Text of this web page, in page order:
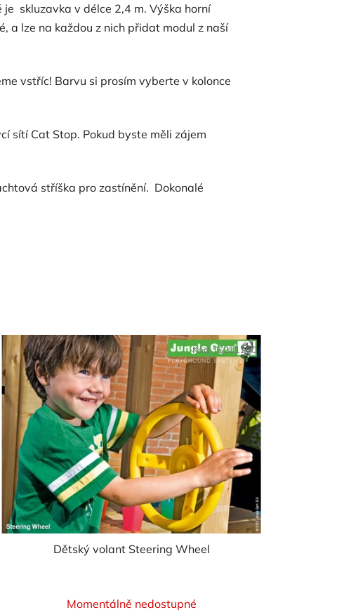
skluzavka v délce 2,4 m. Výška horní
a lze na každou z nich přidat modul z naší
vstříc! Barvu si prosím vyberte v kolonce
sítí Cat Stop. Pokud byste měli zájem
stříška pro zastínění. Dokonalé
Dětský volant Steering Wheel
Momentálně nedostupné
Kód:JG201280